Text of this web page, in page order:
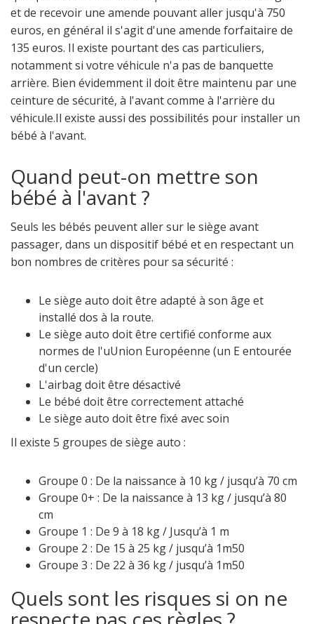
et de recevoir une amende pouvant aller jusqu'à 750
euros, en général il s'agit d'une amende forfaitaire de
135 euros. Il existe pourtant des cas particuliers,
notamment si votre véhicule n'a pas de banquette
arrière. Bien évidemment il doit être maintenu par une
ceinture de sécurité, à l'avant comme à l'arrière du
véhicule.Il existe aussi des possibilités pour installer un
bébé à l'avant.
Quand peut-on mettre son
bébé à l'avant ?
Seuls les bébés peuvent aller sur le siège avant
passager, dans un dispositif bébé et en respectant un
bon nombres de critères pour sa sécurité :
Le siège auto doit être adapté à son âge et
installé dos à la route.
Le siège auto doit être certifié conforme aux
normes de l'uUnion Européenne (un E entourée
d'un cercle)
L'airbag doit être désactivé
Le bébé doit être correctement attaché
Le siège auto doit être fixé avec soin
Il existe 5 groupes de siège auto :
Groupe 0 : De la naissance à 10 kg / jusqu’à 70 cm
Groupe 0+ : De la naissance à 13 kg / jusqu’à 80
cm
Groupe 1 : De 9 à 18 kg / Jusqu’à 1 m
Groupe 2 : De 15 à 25 kg / jusqu’à 1m50
Groupe 3 : De 22 à 36 kg / jusqu’à 1m50
Quels sont les risques si on ne